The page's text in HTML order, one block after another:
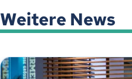
Weitere News